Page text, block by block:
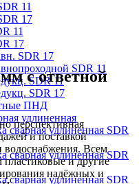
11
17
11
17
SDR 17
SDR 11
SDR 11
SDR 17
ПНД
удлиненная
сварная удлиненная SDR
сварная удлиненная SDR
сварная удлиненная SDR
с ответной
перспективная
и поставкой
водоснабжения. Всем
и другие
надёжных и